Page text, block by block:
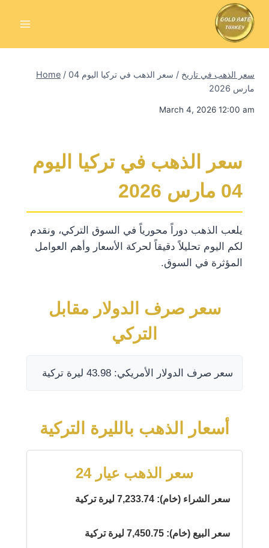
Home / سعر الذهب في تاريخ /
سعر الذهب في تركيا اليوم 04
مارس 2026
March 4, 2026 12:00 am
سعر الذهب في تركيا اليوم
04 مارس 2026
يلعب الذهب دوراً محورياً في السوق التركي، ونقدم
لكم اليوم تحليلاً دقيقاً لحركة الأسعار وأهم العوامل
المؤثرة في السوق.
سعر صرف الدولار مقابل
التركي
سعر صرف الدولار الأمريكي: 43.98 ليرة تركية
أسعار الذهب بالليرة التركية
سعر الذهب عيار 24
سعر الشراء (خام): 7,233.74 ليرة تركية
سعر البيع (خام): 7,450.75 ليرة تركية